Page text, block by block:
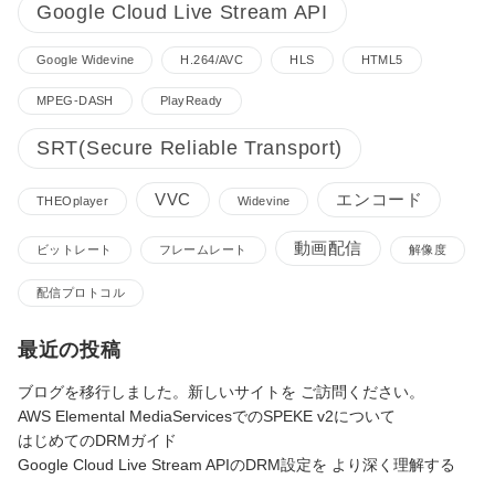
Google Cloud Live Stream API
Google Widevine H.264/AVC HLS HTML5
MPEG-DASH PlayReady
SRT(Secure Reliable Transport)
THEOplayer VVC Widevine エンコード
ビットレート フレームレート 動画配信 解像度
配信プロトコル
最近の投稿
ブログを移行しました。新しいサイトを ご訪問ください。
AWS Elemental MediaServicesでのSPEKE v2について
はじめてのDRMガイド
Google Cloud Live Stream APIのDRM設定を より深く理解する